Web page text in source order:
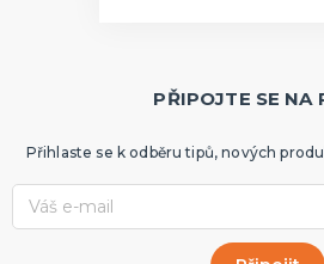
PŘIPOJTE SE NA
Přihlaste se k odběru tipů, nových